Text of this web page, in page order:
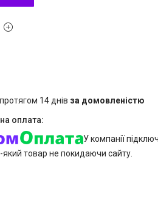
14 днів за домовленістю
У компанії
товар не покидаючи сайту.